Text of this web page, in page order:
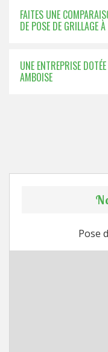
FAITES UNE
DE POSE DE GRILLAGE
UNE ENTREPRISE
AMBOISE
Pose